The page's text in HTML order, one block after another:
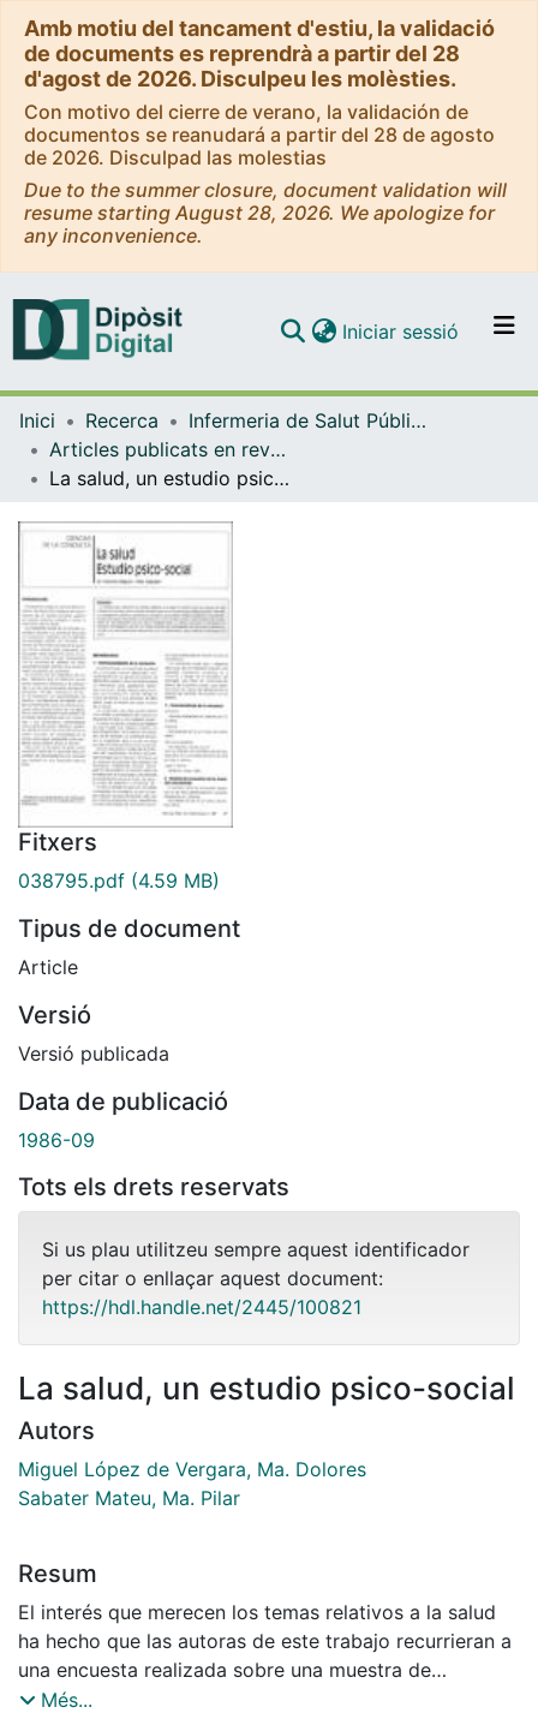
Amb motiu del tancament d'estiu, la validació
de documents es reprendrà a partir del 28
d'agost de 2026. Disculpeu les molèsties.
Con motivo del cierre de verano, la validación de
documentos se reanudará a partir del 28 de agosto
de 2026. Disculpad las molestias
Due to the summer closure, document validation will
resume starting August 28, 2026. We apologize for
any inconvenience.
Navega per tot el DD
Com publicar
Iniciar sessió (current)
Inici Recerca
Infermeria de Salut Pública, Salut Mental i Maternoinfantil
Articles publicats en revistes (Infermeria de Salut Pública, Salut mental i Maternoinfantil)
La salud, un estudio psico-social
Fitxers
038795.pdf (4.59 MB)
Tipus de document
Article
Versió
Versió publicada
Data de publicació
1986-09
Tots els drets reservats
Si us plau utilitzeu sempre aquest identificador
per citar o enllaçar aquest document:
https://hdl.handle.net/2445/100821
La salud, un estudio psico-social
Autors
Miguel López de Vergara, Ma. Dolores
Sabater Mateu, Ma. Pilar
Resum
El interés que merecen los temas relativos a la salud
ha hecho que las autoras de este trabajo recurrieran a
una encuesta realizada sobre una muestra de
población juvenil. Para ello, se establecieron diversos
Més...